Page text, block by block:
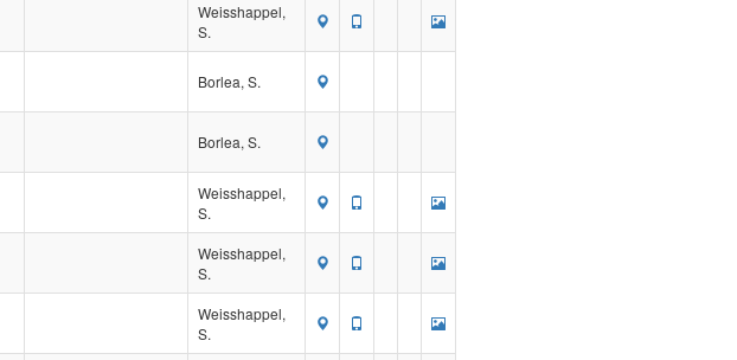
Weisshappel,
S.
Borlea, S.
Borlea, S.
Weisshappel,
S.
Weisshappel,
S.
Weisshappel,
S.